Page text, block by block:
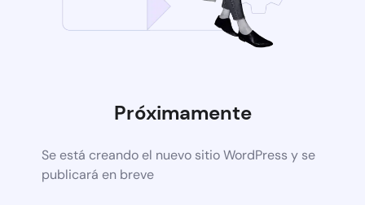
Próximamente
Se está creando el nuevo sitio WordPress y se
publicará en breve